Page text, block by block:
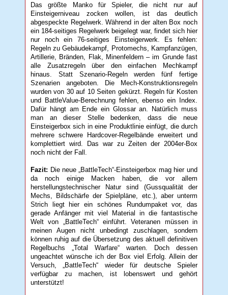
Das größte Manko für Spieler, die nicht nur auf
Einsteigerniveau zocken wollen, ist das deutlich
abgespeckte Regelwerk. Während in der alten Box noch
ein 184-seitiges Regelwerk beigelegt war, findet sich hier
nur noch ein 76-seitiges Einsteigerwerk. Es fehlen:
Regeln zu Gebäudekampf, Protomechs, Kampfanzügen,
Artillerie, Bränden, Flak, Minenfeldern – im Grunde fast
alle Zusatzregeln über den einfachen Mechkampf
hinaus. Statt Szenario-Regeln werden fünf fertige
Szenarien angeboten. Die Mech-Konstruktionsregeln
wurden von 30 auf 10 Seiten gekürzt. Regeln für Kosten
und BattleValue-Berechnung fehlen, ebenso ein Index.
Dafür hängt am Ende ein Glossar an. Natürlich muss
man an dieser Stelle bedenken, dass die neue
Einsteigerbox sich in eine Produktlinie einfügt, die durch
mehrere schwere Hardcover-Regelbände erweitert und
komplettiert wird. Das war zu Zeiten der 2004er-Box
noch nicht der Fall.
Fazit: Die neue „BattleTech“-Einsteigerbox mag hier und
da noch einige Macken haben, die vor allem
herstellungstechnischer Natur sind (Gussqualität der
Mechs, Bildschärfe der Spielpläne, etc.), aber unterm
Strich liegt hier ein schönes Rundumpaket vor, das
gerade Anfänger mit viel Material in die fantastische
Welt von „BattleTech“ einführt. Veteranen müssen in
meinen Augen nicht unbedingt zuschlagen, sondern
können ruhig auf die Übersetzung des aktuell definitiven
Regelbuchs „Total Warfare“ warten. Doch dessen
ungeachtet wünsche ich der Box viel Erfolg. Allein der
Versuch, „BattleTech“ wieder für deutsche Spieler
verfügbar zu machen, ist lobenswert und gehört
unterstützt!